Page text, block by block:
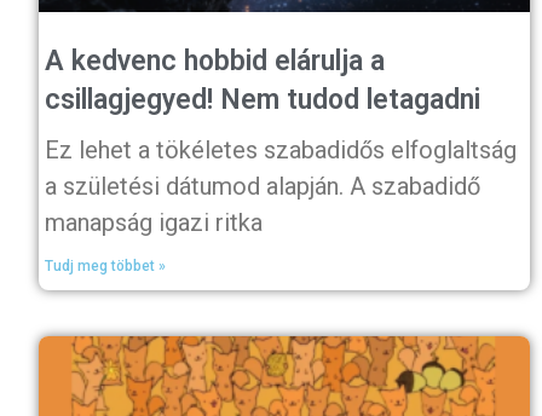
A kedvenc hobbid elárulja a
csillagjegyed! Nem tudod letagadni
Ez lehet a tökéletes szabadidős elfoglaltság
a születési dátumod alapján. A szabadidő
manapság igazi ritka
Tudj meg többet »